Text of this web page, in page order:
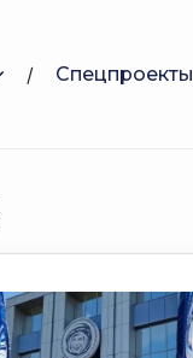
Спецпроекты